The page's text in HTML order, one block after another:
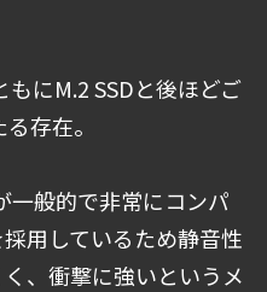
もにM.2 SSDと後ほどご
存在。
一般的で非常にコンパ
用しているため静音性
、衝撃に強いというメ